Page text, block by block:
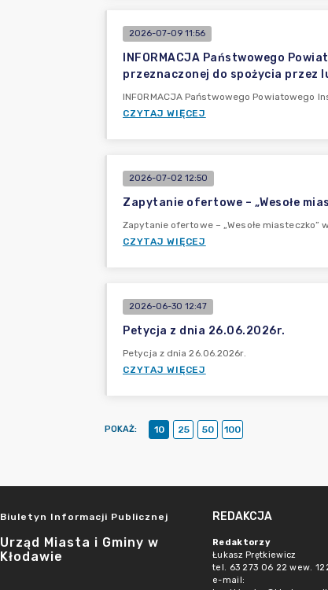
2026-07-09 11:56
INFORMACJA Państwowego
przeznaczonej do spożycia przez
INFORMACJA Państwowego Powiatowego
CZYTAJ WIĘCEJ
2026-07-02 12:50
Zapytanie ofertowe – „Wesołe
Zapytanie ofertowe – „Wesołe miasteczko”
CZYTAJ WIĘCEJ
2026-06-30 12:47
Petycja z dnia 26.06.2026r.
Petycja z dnia 26.06.2026r.
CZYTAJ WIĘCEJ
POKAŻ: 10 25 50 100
Biuletyn Informacji Publicznej
Urząd Miasta i Gminy w
Kłodawie
REDAKCJA
Redaktorzy
Łukasz Prętkiewicz
tel. 63 273 06 22 wew.
e-mail: